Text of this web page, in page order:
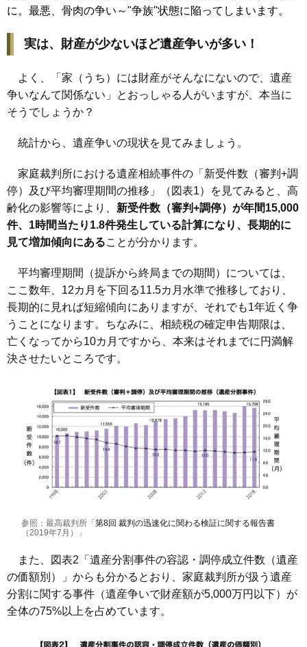
に。最悪、骨肉の争い～"争族"状態に陥ってしまいます。
実は、財産が少ないほど遺産争いが多い！
よく、「家（うち）には財産がそんなにないので、遺産
争いなんて関係ない」とおっしゃる人がいますが、本当に
そうでしょうか？
統計から、遺産争いの現状を見てみましょう。
家庭裁判所における遺産相続事件の「新受件数（審判+調
停）及び平均審理期間の推移」（図表1）を見てみると、高
齢化の影響等により、 新受件数（審判+調停）が年間15,000
件、1時間当たり1.8件発生している計算になり、長期的に
見て増加傾向にあることが分かります。
平均審理期間（提訴から終局までの期間）については、
ここ数年、12カ月を下回る11.5カ月水準で推移しており、
長期的に見れば短縮傾向にありますが、それでも1年近く争
うことになります。ちなみに、相続税の確定申告期限は、
亡くなってから10カ月ですから、本来はそれまでに円満解
決させたいところです。
参照：最高裁判所「第8回 裁判の迅速化に関わる検証に関する報告書
（2019年7月）」
また、図表2「遺産分割事件の容認・調停成立件数（遺産
の価額別）」からも分かるとおり、家庭裁判所が扱う遺産
分割に関する事件（遺産争いで財産額が5,000万円以下）が
全体の75%以上を占めています。